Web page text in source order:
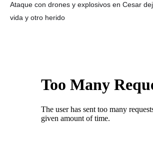
Ataque con drones y explosivos en Cesar
vida y otro herido